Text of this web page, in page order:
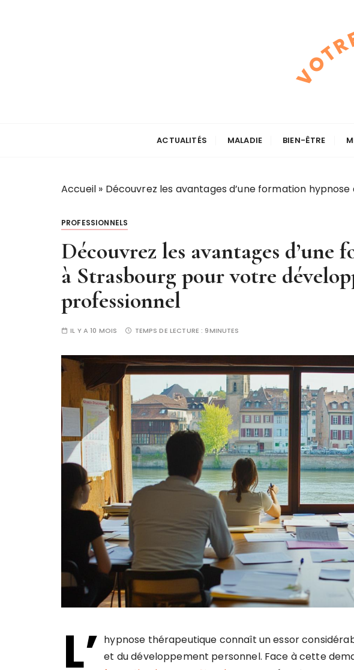
touchlineACTUALITÉS MALADIE BIEN-ÊTRE
Accueil » Découvrez les avantages d’une formation
PROFESSIONNELS
Découvrez les avantages d’une
à Strasbourg pour votre
professionnel
IL Y A 10 MOIS TEMPS DE LECTURE : 9MINUTES
L’ hypnose thérapeutique connaît un essor
et du développement personnel. Face à cette